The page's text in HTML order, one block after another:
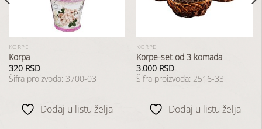
KORPE
Korpa
320 RSD
Šifra proizvoda: 3700-03
Dodaj u listu želja
KORPE
Korpe-set od 3 komada
3.000 RSD
Šifra proizvoda: 2516-33
Dodaj u listu želja